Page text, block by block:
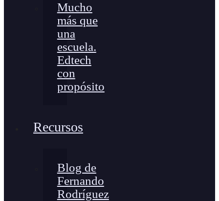
Mucho
más que
una
escuela.
Edtech
con
propósito
Recursos
Blog de
Fernando
Rodríguez